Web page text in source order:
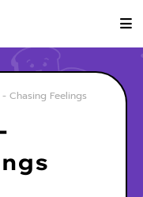
Chasing Feelings